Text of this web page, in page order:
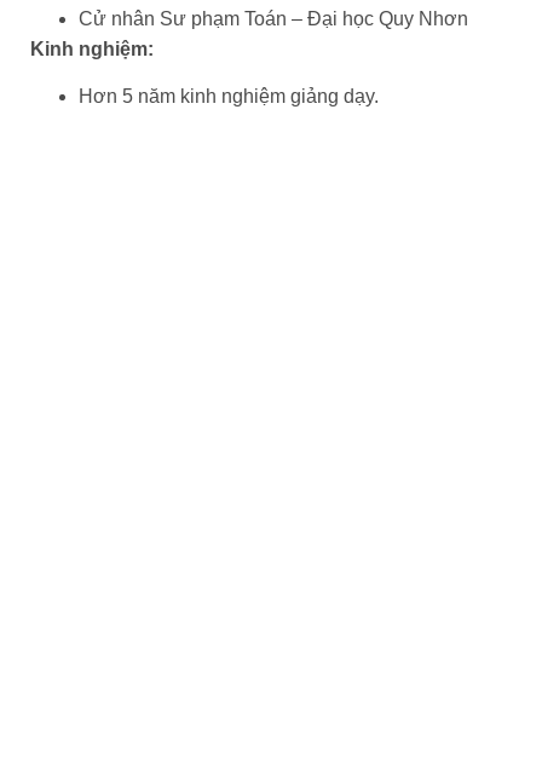
Cử nhân Sư phạm Toán – Đại học Quy Nhơn
Kinh nghiệm:
Hơn 5 năm kinh nghiệm giảng dạy.